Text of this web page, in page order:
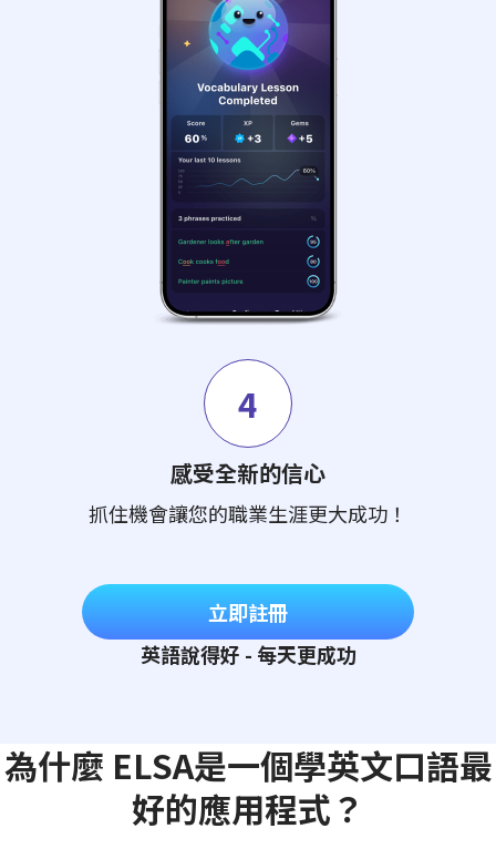
4
感受全新的信心
抓住機會讓您的職業生涯更大成功！
立即註冊
英語說得好 - 每天更成功
為什麼 ELSA是一個學英文口語最
好的應用程式？